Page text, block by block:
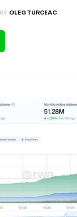
BY OLEG TURCEAC